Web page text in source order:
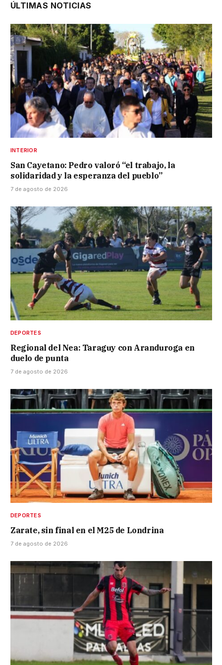
ÚLTIMAS NOTICIAS
INTERIOR
San Cayetano: Pedro valoró “el trabajo, la
solidaridad y la esperanza del pueblo”
7 de agosto de 2026
DEPORTES
Regional del Nea: Taraguy con Aranduroga en
duelo de punta
7 de agosto de 2026
DEPORTES
Zarate, sin final en el M25 de Londrina
7 de agosto de 2026